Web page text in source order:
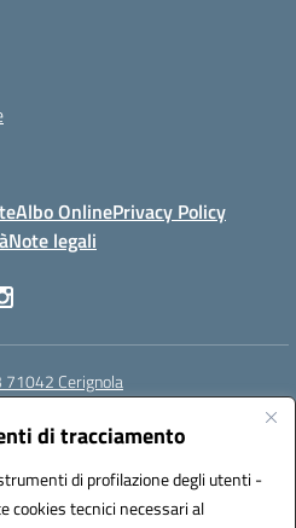
di tracciamento
di profilazione degli utenti -
cookies tecnici necessari al
Albo OnlinePrivacy Policy
Note legali
71042 Cerignola
fgps08000e@pec.istruzione.it